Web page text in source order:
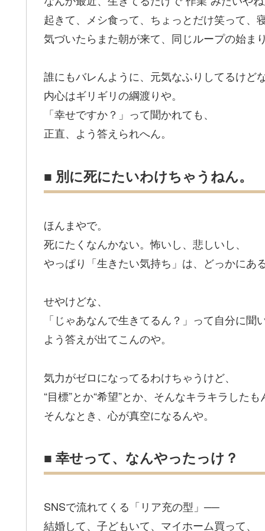
起きて、メシ食って、ちょっとだけ笑って、寝
気づいたらまた朝が来て、同じループの始まり
誰にもバレんように、元気なふりしてるけどな
内心はギリギリの綱渡りや。
「幸せですか？」って聞かれても、
正直、よう答えられへん。
■ 別に死にたいわけちゃうねん。
ほんまやで。
死にたくなんかない。怖いし、悲しいし、
やっぱり「生きたい気持ち」は、どっかにある
せやけどな、
「じゃあなんで生きてるん？」って自分に聞
よう答えが出てこんのや。
気力がゼロになってるわけちゃうけど、
“目標”とか“希望”とか、そんなキラキラしたも
そんなとき、心が真空になるんや。
■ 幸せって、なんやったっけ？
SNSで流れてくる「リア充の型」──
結婚して、子どもいて、マイホーム買って、